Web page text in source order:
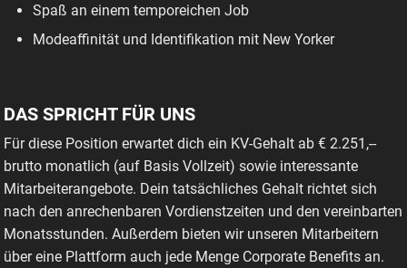
Spaß an einem temporeichen Job
Modeaffinität und Identifikation mit New Yorker
DAS SPRICHT FÜR UNS
Für diese Position erwartet dich ein KV-Gehalt ab € 2.251,--
brutto monatlich (auf Basis Vollzeit) sowie interessante
Mitarbeiterangebote. Dein tatsächliches Gehalt richtet sich
nach den anrechenbaren Vordienstzeiten und den vereinbarten
Monatsstunden. Außerdem bieten wir unseren Mitarbeitern
über eine Plattform auch jede Menge Corporate Benefits an.